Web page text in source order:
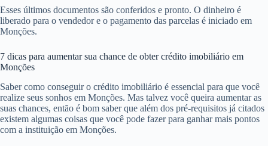
Esses últimos documentos são conferidos e pronto. O dinheiro é
liberado para o vendedor e o pagamento das parcelas é iniciado em
Monções.
7 dicas para aumentar sua chance de obter crédito imobiliário em
Monções
Saber como conseguir o crédito imobiliário é essencial para que você
realize seus sonhos em Monções. Mas talvez você queira aumentar as
suas chances, então é bom saber que além dos pré-requisitos já citados
existem algumas coisas que você pode fazer para ganhar mais pontos
com a instituição em Monções.